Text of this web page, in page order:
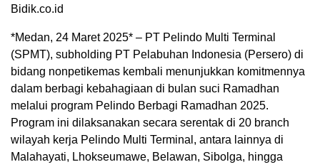
Bidik.co.id
*Medan, 24 Maret 2025* – PT Pelindo Multi Terminal
(SPMT), subholding PT Pelabuhan Indonesia (Persero) di
bidang nonpetikemas kembali menunjukkan komitmennya
dalam berbagi kebahagiaan di bulan suci Ramadhan
melalui program Pelindo Berbagi Ramadhan 2025.
Program ini dilaksanakan secara serentak di 20 branch
wilayah kerja Pelindo Multi Terminal, antara lainnya di
Malahayati, Lhokseumawe, Belawan, Sibolga, hingga